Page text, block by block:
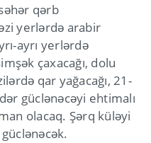
qərb
yerlərdə arabir
ayrı yerlərdə
çaxacağı, dolu
qar yağacağı, 21-
güclənəcəyi ehtimalı
olacaq. Şərq küləyi